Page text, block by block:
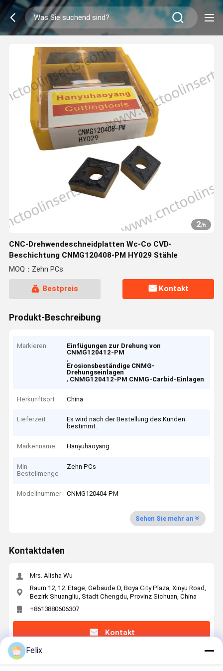
2/6
CNC-Drehwendeschneidplatten Wc-Co CVD-
Beschichtung CNMG120408-PM HY029 Stähle
MOQ：Zehn PCs
Bestpreis Kontakt
Produkt-Beschreibung
Markieren
Einfügungen zur Drehung von
CNMG120412-PM
,
Erosionsbeständige CNMG-
Drehungseinlagen
, CNMG120412-PM CNMG-Carbid-Einlagen
Herkunftsort China
Lieferzeit
Es wird nach der Bestellung des Kunden
bestimmt.
Markenname Hanyuhaoyang
Min
Bestellmenge
Zehn PCs
Modellnummer CNMG120404-PM
Sehen Sie mehr an
Kontaktdaten
Mrs. Alisha Wu
Raum 12, 12. Etage, Gebäude D, Boya City Plaza, Xinyu Road,
Bezirk Shuangliu, Stadt Chengdu, Provinz Sichuan, China
+8613880606307
Kontakt
Erhalten Sie Den Besten Preis Für
Felix